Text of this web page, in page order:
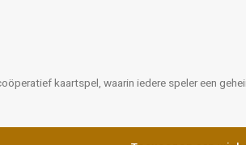
kaartspel, waarin iedere speler een